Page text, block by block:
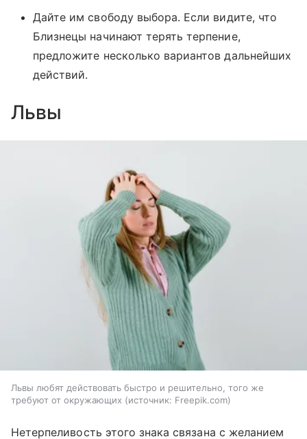
Дайте им свободу выбора. Если видите, что
Близнецы начинают терять терпение,
предложите несколько вариантов дальнейших
действий.
Львы
Львы любят действовать быстро и решительно, того же
требуют от окружающих
источник: Freepik.com
Нетерпеливость этого знака связана с желанием